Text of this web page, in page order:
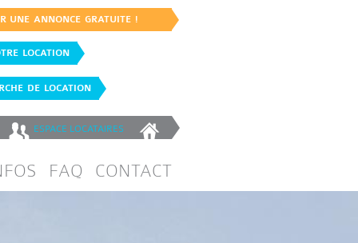
UNE ANNONCE GRATUITE !
LOCATION
DE LOCATION
ESPACE LOCATAIRES
FAQ CONTACT